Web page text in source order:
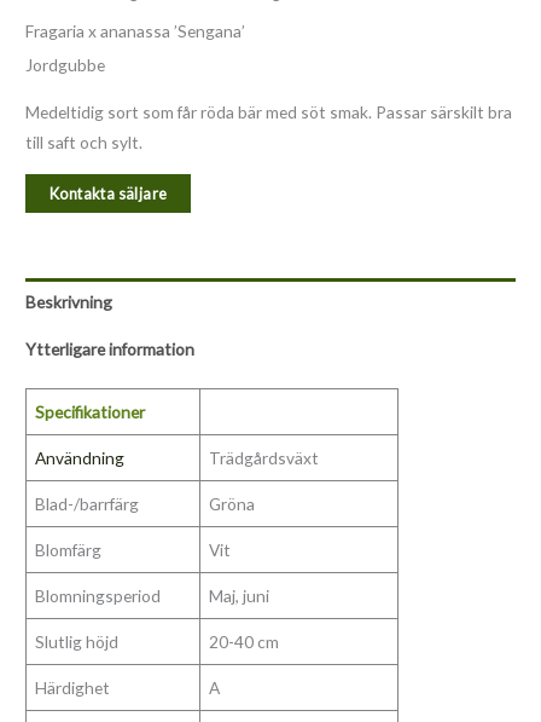
Fragaria x ananassa ’Sengana’
Jordgubbe
Medeltidig sort som får röda bär med söt smak. Passar särskilt bra
till saft och sylt.
Kontakta säljare
Beskrivning
Ytterligare information
Specifikationer
Användning Trädgårdsväxt
Blad-/barrfärg Gröna
Blomfärg Vit
Blomningsperiod Maj, juni
Slutlig höjd 20-40 cm
Härdighet A